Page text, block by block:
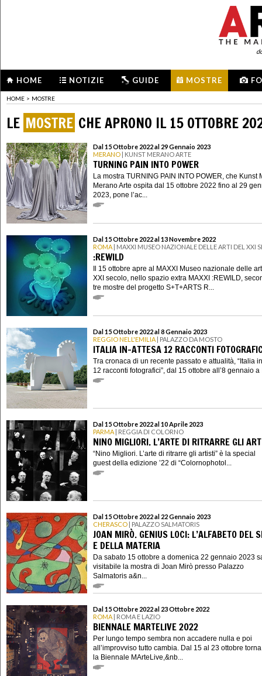
HOME NOTIZIE GUIDE MOSTRE
HOME > MOSTRE
LE MOSTRE CHE APRONO IL 15 OTTOBRE
Dal 15 Ottobre 2022 al 29 Gennaio 2023
MERANO | KUNST MERANO ARTE
TURNING PAIN INTO POWER
La mostra TURNING PAIN INTO POWER, che Kunst
Merano Arte ospita dal 15 ottobre 2022 fino al 29
2023, pone l’ac...
Dal 15 Ottobre 2022 al 13 Novembre 2022
ROMA | MAXXI MUSEO NAZIONALE DELLE ARTI DEL XXI
:REWILD
Il 15 ottobre apre al MAXXI Museo nazionale delle
XXI secolo, nello spazio extra MAXXI :REWILD,
tre mostre del progetto S+T+ARTS R...
Dal 15 Ottobre 2022 al 8 Gennaio 2023
REGGIO NELL'EMILIA | PALAZZO DA MOSTO
ITALIA IN-ATTESA 12 RACCONTI
Tra cronaca di un recente passato e attualità, “Italia
12 racconti fotografici”, dal 15 ottobre all’8 gennaio a
Dal 15 Ottobre 2022 al 10 Aprile 2023
PARMA | REGGIA DI COLORNO
NINO MIGLIORI. L’ARTE DI RITRARRE GLI
“Nino Migliori. L’arte di ritrarre gli artisti” è la special
guest della edizione ’22 di “Colornophotol...
Dal 15 Ottobre 2022 al 22 Gennaio 2023
CHERASCO | PALAZZO SALMATORIS
JOAN MIRÒ. GENIUS LOCI: L’ALFABETO DEL
E DELLA MATERIA
Da sabato 15 ottobre a domenica 22 gennaio 2023
visitabile la mostra di Joan Mirò presso Palazzo
Salmatoris a&n...
Dal 15 Ottobre 2022 al 23 Ottobre 2022
ROMA | ROMA E LAZIO
BIENNALE MARTELIVE 2022
Per lungo tempo sembra non accadere nulla e poi
all’improvviso tutto cambia. Dal 15 al 23 ottobre torna
la Biennale MArteLive,&nb...